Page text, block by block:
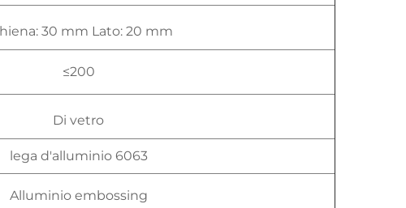
30 mm Lato: 20 mm
≤200
Di vetro
lega d'alluminio 6063
Alluminio embossing